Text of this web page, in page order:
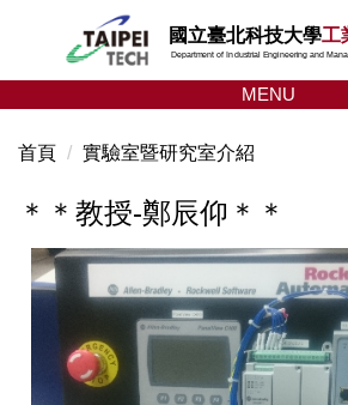
主
要
容
國立臺北科技大學工
Department of Industrial Engineering and
MENU
首頁 實驗室暨研究室介紹
＊＊教授-鄭辰仰＊＊